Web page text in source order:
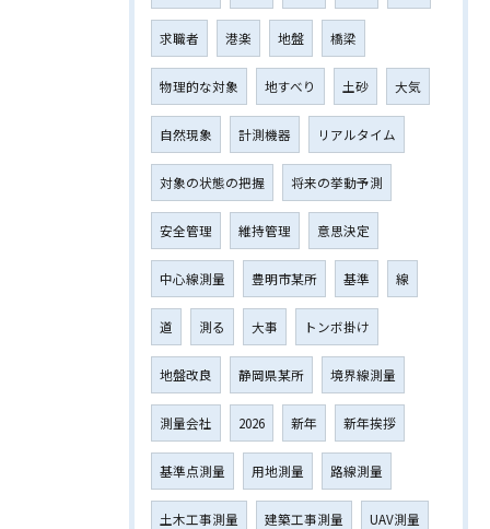
求職者 港楽 地盤 橋梁
物理的な対象 地すべり 土砂 大気
自然現象 計測機器 リアルタイム
対象の状態の把握 将来の挙動予測
安全管理 維持管理 意思決定
中心線測量 豊明市某所 基準 線
道 測る 大事 トンボ掛け
地盤改良 静岡県某所 境界線測量
測量会社 2026 新年 新年挨拶
基準点測量 用地測量 路線測量
土木工事測量 建築工事測量 UAV測量